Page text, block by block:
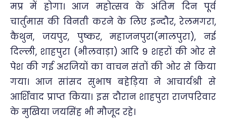
मप्र में होगा। आज महोत्सव के अंतिम दिन पूर्व
चार्तुमास की विनती करने के लिए इन्दौर, रेलमगरा,
कैथुन, जयपुर, पुष्कर, महाजनपुरा(मालपुरा), नई
दिल्ली, शाहपुरा (भीलवाड़ा) आदि 9 शहरों की ओर से
पेश की गई अरजियों का वाचन संतों की ओर से किया
गया। आज सांसद सुभाष बहेड़िया ने आचार्यश्री से
आर्शिवाद प्राप्त किया। इस दौरान शाहपुरा राजपरिवार
के मुखिया जयसिंह भी मौजूद रहे।